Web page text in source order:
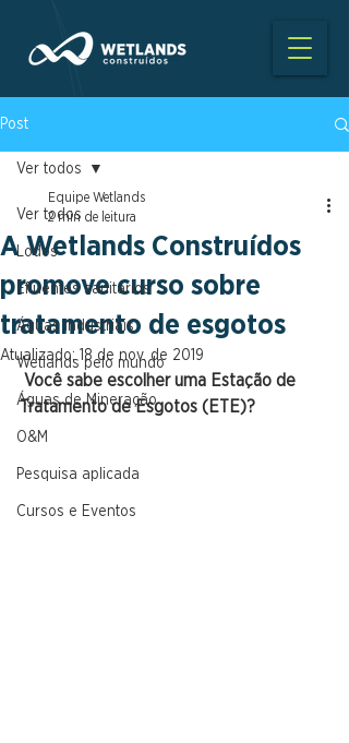
Post
Ver todos
Lodos
Efluentes sanitários
Águas Industriais
Wetlands pelo mundo
Águas de Mineração
O&M
Pesquisa aplicada
Cursos e Eventos
Ver todos
A Wetlands Construídos
promove curso sobre
tratamento de esgotos
Equipe Wetlands
2 min de leitura
Atualizado: 18 de nov. de 2019
Você sabe escolher uma Estação de
Tratamento de Esgotos (ETE)?